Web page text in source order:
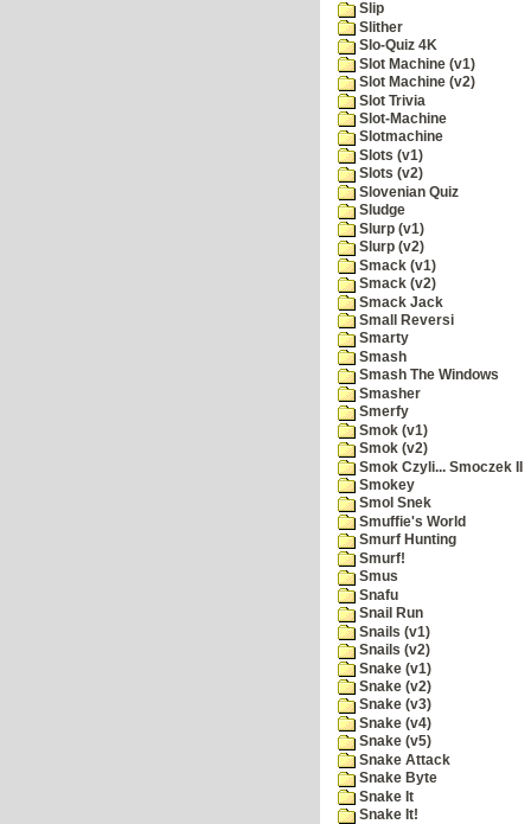
Slip
Slither
Slo-Quiz 4K
Slot Machine (v1)
Slot Machine (v2)
Slot Trivia
Slot-Machine
Slotmachine
Slots (v1)
Slots (v2)
Slovenian Quiz
Sludge
Slurp (v1)
Slurp (v2)
Smack (v1)
Smack (v2)
Smack Jack
Small Reversi
Smarty
Smash
Smash The Windows
Smasher
Smerfy
Smok (v1)
Smok (v2)
Smok Czyli... Smoczek II
Smokey
Smol Snek
Smuffie's World
Smurf Hunting
Smurf!
Smus
Snafu
Snail Run
Snails (v1)
Snails (v2)
Snake (v1)
Snake (v2)
Snake (v3)
Snake (v4)
Snake (v5)
Snake Attack
Snake Byte
Snake It
Snake It!